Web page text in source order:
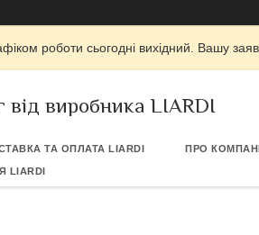
роботи сьогодні вихідний. Вашу
від виробника LIARDI
ТА ОПЛАТА LIARDI ПРО
LIARDI